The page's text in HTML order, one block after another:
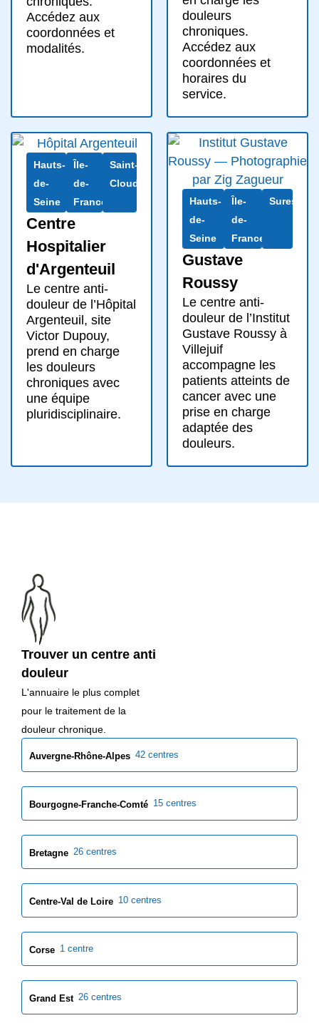
Accédez aux
coordonnées et
modalités.
douleurs
chroniques.
Accédez aux
coordonnées et
horaires du
service.
Hauts-
de-
Seine
Île-
de-
France
Saint-
Cloud
Centre
Hospitalier
d'Argenteuil
Le centre anti-
douleur de l’Hôpital
Argenteuil, site
Victor Dupouy,
prend en charge
les douleurs
chroniques avec
une équipe
pluridisciplinaire.
Hauts-
de-
Seine
Île-
de-
France
Suresnes
Gustave
Roussy
Le centre anti-
douleur de l’Institut
Gustave Roussy à
Villejuif
accompagne les
patients atteints de
cancer avec une
prise en charge
adaptée des
douleurs.
Trouver un centre anti
douleur
L'annuaire le plus complet
pour le traitement de la
douleur chronique.
Auvergne-Rhône-Alpes 42 centres
Bourgogne-Franche-Comté 15 centres
Bretagne 26 centres
Centre-Val de Loire 10 centres
Corse 1 centre
Grand Est 26 centres